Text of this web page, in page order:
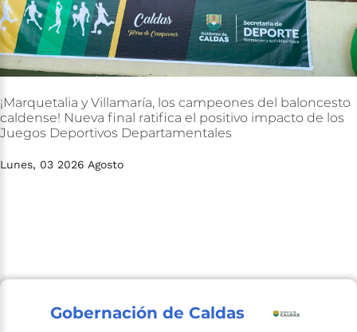
¡Marquetalia y Villamaría, los campeones del baloncesto
caldense! Nueva final ratifica el positivo impacto de los
Juegos Deportivos Departamentales
Lunes, 03 2026 Agosto
Gobernación de Caldas